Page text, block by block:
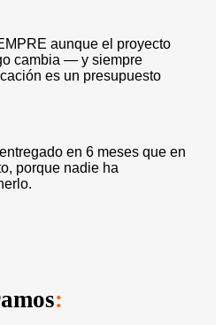
aunque el proyecto
cambia — y siempre
es un presupuesto
en 6 meses que en
porque nadie ha
: